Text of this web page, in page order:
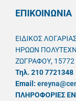
ΕΠΙΚΟΙΝΩΝΙΑ
ΕΙΔΙΚΟΣ
ΗΡΩΩΝ
ΖΩΓΡΑΦΟΥ,
Τηλ. 210 7721348
Email:
ΠΛΗΡΟΦΟΡΙΕΣ